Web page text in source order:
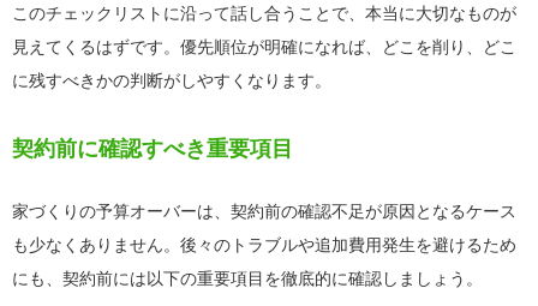
このチェックリストに沿って話し合うことで、本当に大切なものが
見えてくるはずです。優先順位が明確になれば、どこを削り、どこ
に残すべきかの判断がしやすくなります。
契約前に確認すべき重要項目
家づくりの予算オーバーは、契約前の確認不足が原因となるケース
も少なくありません。後々のトラブルや追加費用発生を避けるため
にも、契約前には以下の重要項目を徹底的に確認しましょう。